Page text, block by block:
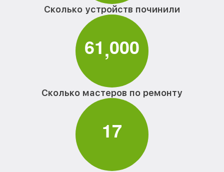
Сколько устройств починили
61,000
Сколько мастеров по ремонту
17